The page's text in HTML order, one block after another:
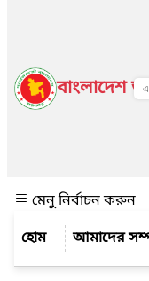
বাংলাদেশ
মেনু নির্বাচন করুন
আমাদের